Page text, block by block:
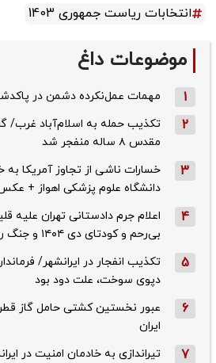
ریاست جمهوری 1403
موضوعات داغ
مهمات عمل‌نکرده دشمن در پاکدشت
تکذیب حمله به اسلام‌آباد غرب/ گلوله
مقدس ۸ ساله منفجر شد
خسارات ناشی از تجاوز آمریکا به
دانشگاه علوم پزشکی اهواز + عکس
اعلام جرم دادستانی تهران علیه قلیل
بی‌رحم و کودتای دی‌ ۱۴۰۴ و جنگ رمضان
تکذیب ‌انفجار در ایرانشهر/
دپوی سوخت، علت دود بود
عبور نخستین کشتی حامل گاز قطر از
تیراندازی به خادمان امنیت در